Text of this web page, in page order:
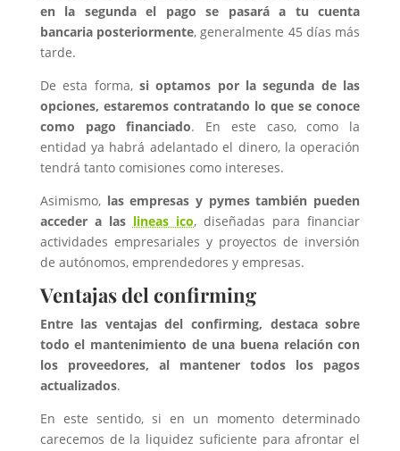
en la segunda el pago se pasará a tu cuenta
bancaria posteriormente, generalmente 45 días más
tarde.
De esta forma, si optamos por la segunda de las
opciones, estaremos contratando lo que se conoce
como pago financiado. En este caso, como la
entidad ya habrá adelantado el dinero, la operación
tendrá tanto comisiones como intereses.
Asimismo,las empresas y pymes también pueden
acceder a las lineas ico, diseñadas para financiar
actividades empresariales y proyectos de inversión
de autónomos, emprendedores y empresas.
Ventajas del confirming
Entre las ventajas del confirming, destaca sobre
todo el mantenimiento de una buena relación con
los proveedores, al mantener todos los pagos
actualizados.
En este sentido, si en un momento determinado
carecemos de la liquidez suficiente para afrontar el